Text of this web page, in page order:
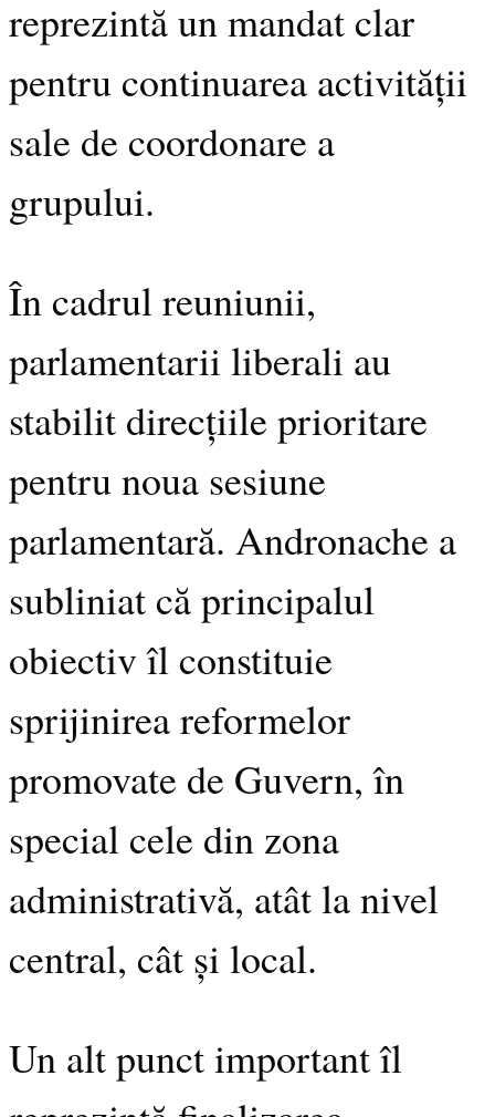
reprezintă un mandat clar
pentru continuarea activității
sale de coordonare a
grupului.
În cadrul reuniunii,
parlamentarii liberali au
stabilit direcțiile prioritare
pentru noua sesiune
parlamentară. Andronache a
subliniat că principalul
obiectiv îl constituie
sprijinirea reformelor
promovate de Guvern, în
special cele din zona
administrativă, atât la nivel
central, cât și local.
Un alt punct important îl